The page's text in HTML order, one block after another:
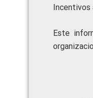
Este